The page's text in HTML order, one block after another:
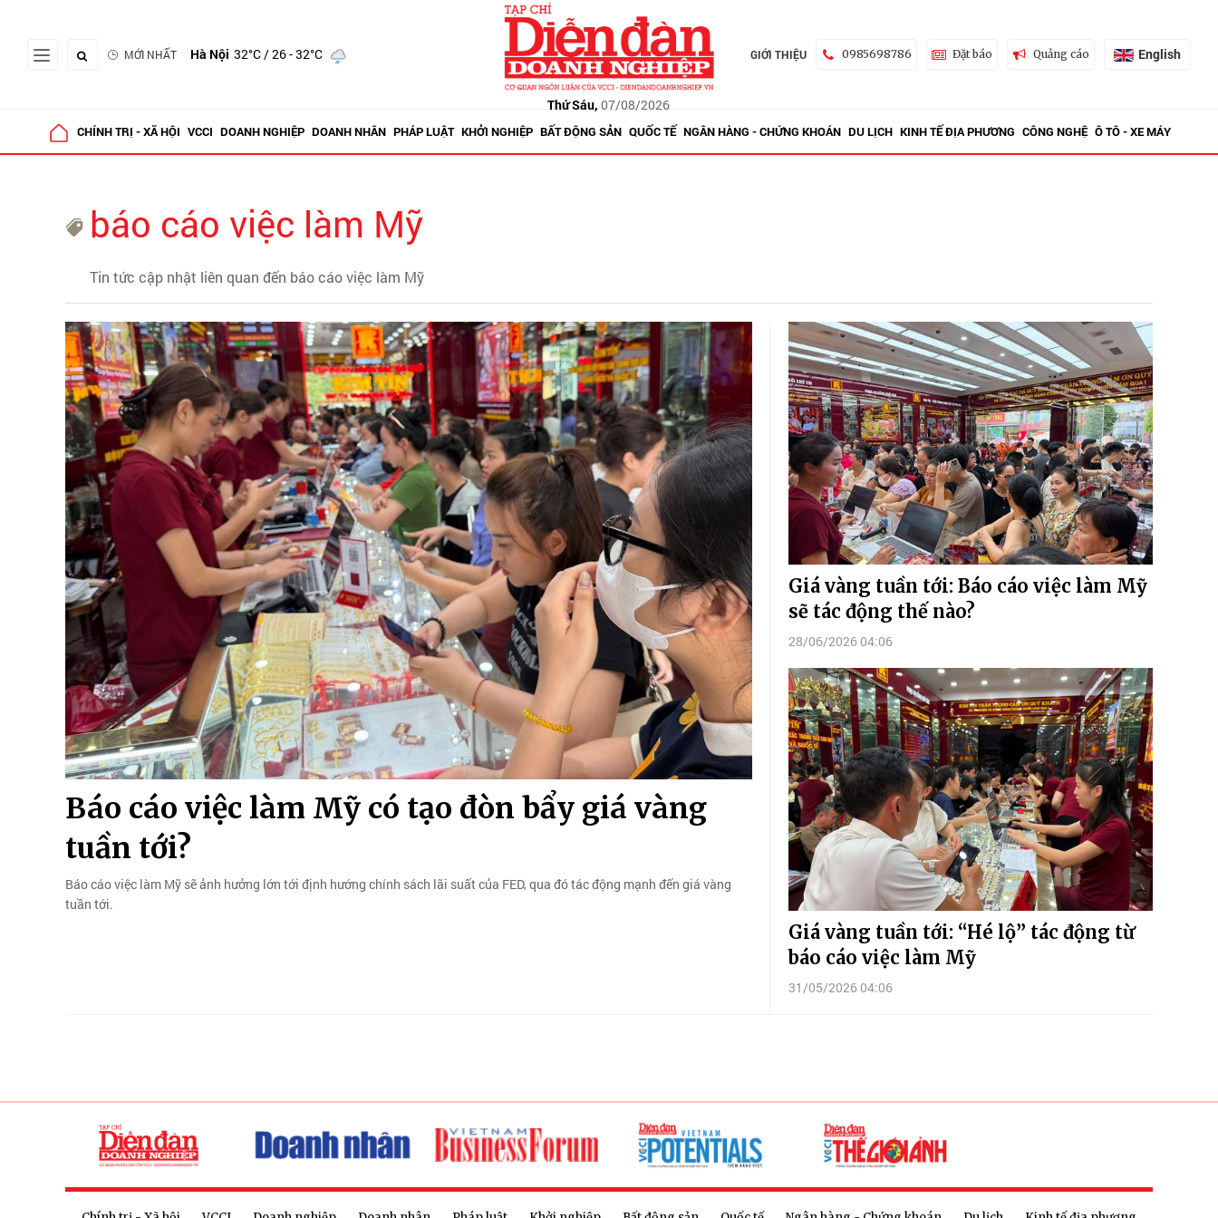
MỚI NHẤT Hà Nội 32°C/ 26 - 32°C
Thứ Sáu, 07/08/2026
GIỚI THIỆU 0985698786 Đặt báo Quảng cáo English
CHÍNH TRỊ - XÃ HỘI VCCI DOANH NGHIỆP DOANH NHÂN PHÁP LUẬT KHỞI NGHIỆP BẤT ĐỘNG SẢN QUỐC TẾ NGÂN HÀNG - CHỨNG KHOÁN DU LỊCH KINH TẾ ĐỊA PHƯƠNG CÔNG NGHỆ Ô TÔ - XE MÁY
báo cáo việc làm Mỹ
Tin tức cập nhật liên quan đến báo cáo việc làm Mỹ
Báo cáo việc làm Mỹ có tạo đòn bẩy giá vàng
tuần tới?
Báo cáo việc làm Mỹ sẽ ảnh hưởng lớn tới định hướng chính sách lãi suất của FED, qua đó tác động mạnh đến giá vàng
tuần tới.
Giá vàng tuần tới: Báo cáo việc làm Mỹ
sẽ tác động thế nào?
28/06/2026 04:06
Giá vàng tuần tới: “Hé lộ” tác động từ
báo cáo việc làm Mỹ
31/05/2026 04:06